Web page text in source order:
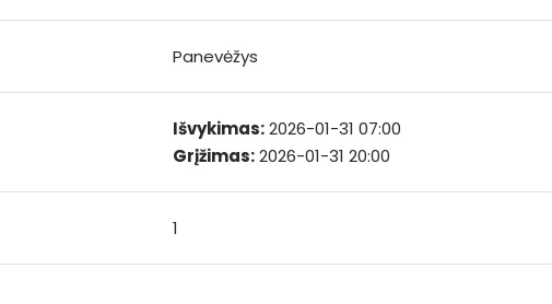
Panevėžys
Išvykimas:2026-01-31 07:00
Grįžimas:2026-01-31 20:00
1